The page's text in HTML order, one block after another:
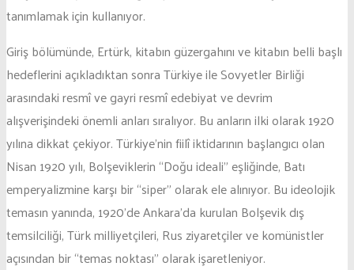
tanımlamak için kullanıyor.
Giriş bölümünde, Ertürk, kitabın güzergahını ve kitabın belli başlı
hedeflerini açıkladıktan sonra Türkiye ile Sovyetler Birliği
arasındaki resmî ve gayri resmî edebiyat ve devrim
alışverişindeki önemli anları sıralıyor. Bu anların ilki olarak 1920
yılına dikkat çekiyor. Türkiye’nin fiilî iktidarının başlangıcı olan
Nisan 1920 yılı, Bolşeviklerin “Doğu ideali” eşliğinde, Batı
emperyalizmine karşı bir “siper” olarak ele alınıyor. Bu ideolojik
temasın yanında, 1920’de Ankara’da kurulan Bolşevik dış
temsilciliği, Türk milliyetçileri, Rus ziyaretçiler ve komünistler
açısından bir “temas noktası” olarak işaretleniyor.